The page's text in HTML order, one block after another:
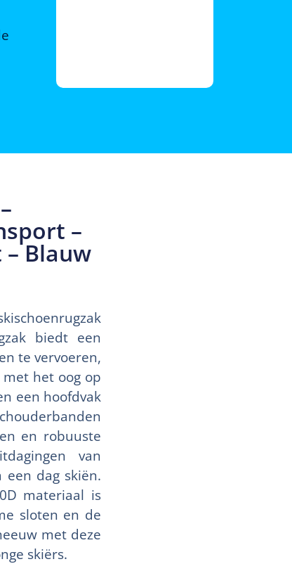
–
Blauw
biedt een
te vervoeren,
het oog op
een hoofdvak
en robuuste
van
dag skiën.
materiaal is
sloten en de
met deze
skiërs.